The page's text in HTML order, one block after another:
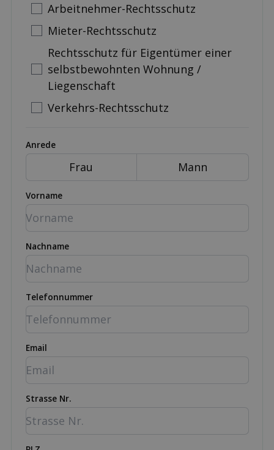
Arbeitnehmer-Rechts­schutz
Mieter-Rechtsschutz
Rechtsschutz für Eigentümer einer
selbstbewohnten Wohnung /
Liegenschaft
Verkehrs-Rechts­schutz
Anrede
Frau Mann
Vorname
Nachname
Telefonnummer
Email
Strasse Nr.